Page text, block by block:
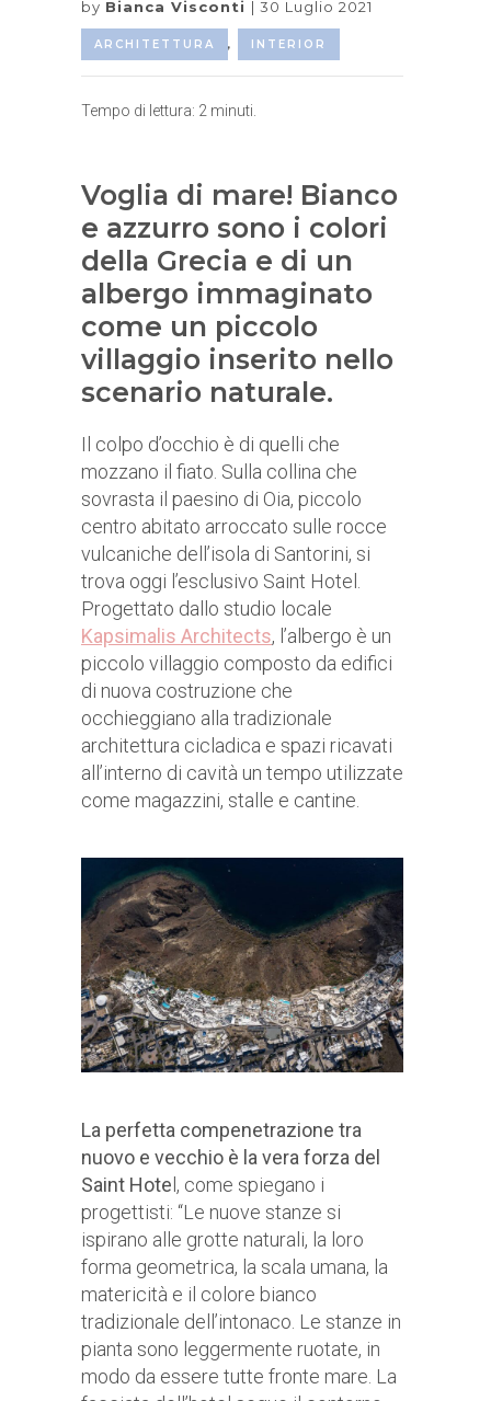
by Bianca Visconti 30 Luglio 2021
ARCHITETTURA , INTERIOR
Tempo di lettura: 2 minuti.
Voglia di mare! Bianco
e azzurro sono i colori
della Grecia e di un
albergo immaginato
come un piccolo
villaggio inserito nello
scenario naturale.
Il colpo d’occhio è di quelli che
mozzano il fiato. Sulla collina che
sovrasta il paesino di Oia, piccolo
centro abitato arroccato sulle rocce
vulcaniche dell’isola di Santorini, si
trova oggi l’esclusivo Saint Hotel.
Progettato dallo studio locale
Kapsimalis Architects, l’albergo è un
piccolo villaggio composto da edifici
di nuova costruzione che
occhieggiano alla tradizionale
architettura cicladica e spazi ricavati
all’interno di cavità un tempo utilizzate
come magazzini, stalle e cantine.
La perfetta compenetrazione tra
nuovo e vecchio è la vera forza del
Saint Hote l, come spiegano i
progettisti: “Le nuove stanze si
ispirano alle grotte naturali, la loro
forma geometrica, la scala umana, la
matericità e il colore bianco
tradizionale dell’intonaco. Le stanze in
pianta sono leggermente ruotate, in
modo da essere tutte fronte mare. La